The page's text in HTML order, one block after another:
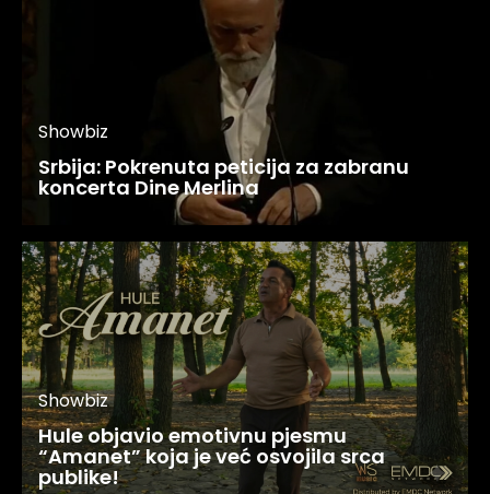
Showbiz
Srbija: Pokrenuta peticija za zabranu
koncerta Dine Merlina
Showbiz
Hule objavio emotivnu pjesmu
“Amanet” koja je već osvojila srca
publike!